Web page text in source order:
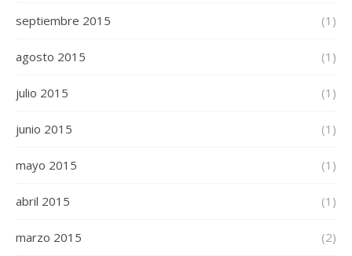
septiembre 2015 (1)
agosto 2015 (1)
julio 2015 (1)
junio 2015 (1)
mayo 2015 (1)
abril 2015 (1)
marzo 2015 (2)